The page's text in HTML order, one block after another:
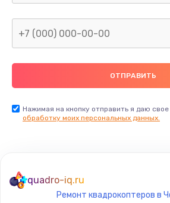
Нажимая на кнопку отправить я даю свое
обработку моих персональных данных.
quadro-iq.ru
Ремонт квадрокоптеров в